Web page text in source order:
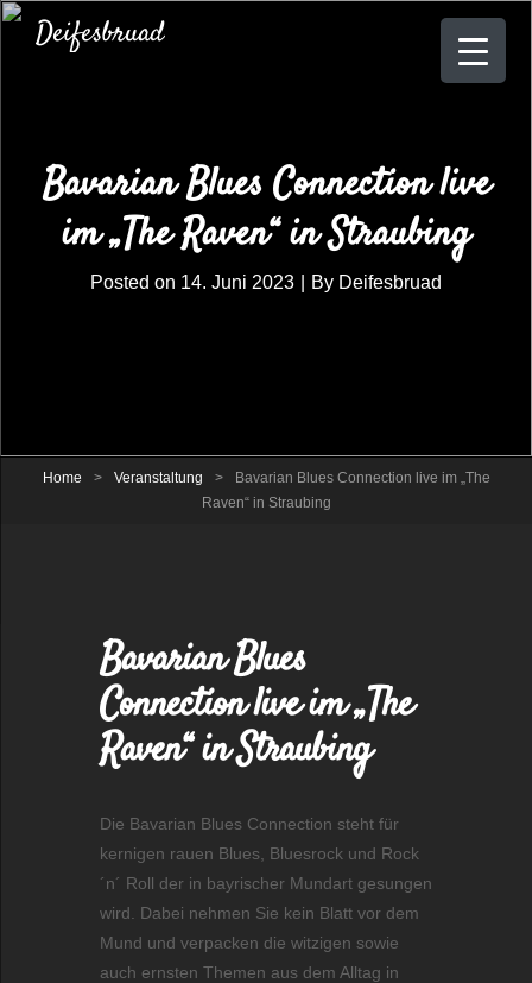
Deifesbruad
Bavarian Blues Connection live
im „The Raven“ in Straubing
Posted on 14. Juni 2023 By Byline
Deifesbruad
Home > Veranstaltung >
Bavarian Blues Connection live im „The
Raven“ in Straubing
Bavarian Blues
Connection live im „The
Raven“ in Straubing
Die Bavarian Blues Connection steht für
kernigen rauen Blues, Bluesrock und Rock
´n´ Roll der in bayrischer Mundart gesungen
wird. Dabei nehmen Sie kein Blatt vor dem
Mund und verpacken die witzigen sowie
auch ernsten Themen aus dem Alltag in